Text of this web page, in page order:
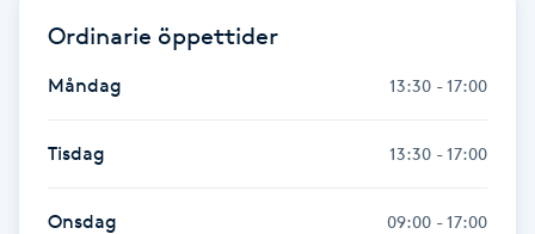
Gellack med förstärkning
Gravidmassage
Gravidyoga
Ordinarie öppettider
Måndag 13:30 - 17:00
Tisdag 13:30 - 17:00
Onsdag 09:00 - 17:00